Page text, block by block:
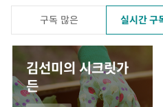
구독 많은 실시간 구
김선미의 시크릿가
든